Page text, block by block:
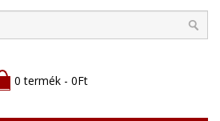
0 termék - 0Ft